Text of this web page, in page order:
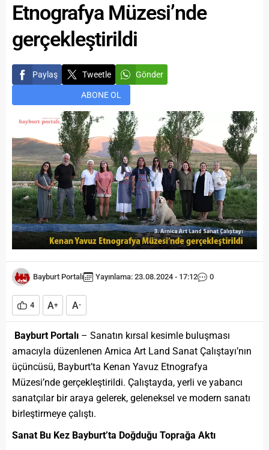
Etnografya Müzesi’nde
gerçekleştirildi
Paylaş Tweetle Gönder
ABONE OL
Bayburt Portalı Yayınlama: 23.08.2024 - 17:12 0
4 A+ A-
Bayburt Portalı – Sanatın kırsal kesimle buluşması
amacıyla düzenlenen Arnica Art Land Sanat Çalıştayı’nın
üçüncüsü, Bayburt’ta Kenan Yavuz Etnografya
Müzesi’nde gerçekleştirildi. Çalıştayda, yerli ve yabancı
sanatçılar bir araya gelerek, geleneksel ve modern sanatı
birleştirmeye çalıştı.
Sanat Bu Kez Bayburt’ta Doğduğu Toprağa Aktı